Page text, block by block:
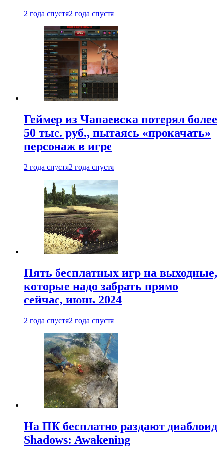
2 года спустя2 года спустя
Геймер из Чапаевска потерял более
50 тыс. руб., пытаясь «прокачать»
персонаж в игре
2 года спустя2 года спустя
Пять бесплатных игр на выходные,
которые надо забрать прямо
сейчас, июнь 2024
2 года спустя2 года спустя
На ПК бесплатно раздают диаблоид
Shadows: Awakening